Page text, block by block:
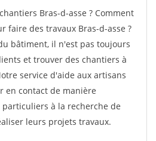
Bras-d-asse ? Comment
faire des travaux Bras-d-asse ?
bâtiment, il n'est pas toujours
et trouver des chantiers à
service d'aide aux artisans
en contact de manière
à la recherche de
leurs projets travaux.